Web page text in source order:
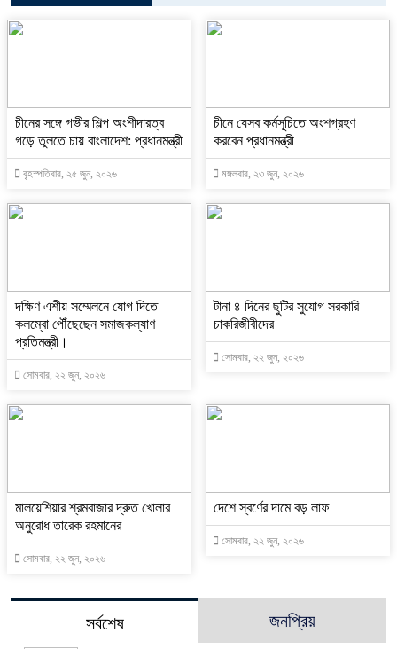
চীনের সঙ্গে গভীর শিল্প অংশীদারত্ব
গড়ে তুলতে চায় বাংলাদেশ: প্রধানমন্ত্রী
বৃহস্পতিবার, ২৫ জুন, ২০২৬
চীনে যেসব কর্মসূচিতে অংশগ্রহণ
করবেন প্রধানমন্ত্রী
মঙ্গলবার, ২৩ জুন, ২০২৬
দক্ষিণ এশীয় সম্মেলনে যোগ দিতে
কলম্বো পৌঁছেছেন সমাজকল্যাণ
প্রতিমন্ত্রী।
সোমবার, ২২ জুন, ২০২৬
টানা ৪ দিনের ছুটির সুযোগ সরকারি
চাকরিজীবীদের
সোমবার, ২২ জুন, ২০২৬
মালয়েশিয়ার শ্রমবাজার দ্রুত খোলার
অনুরোধ তারেক রহমানের
সোমবার, ২২ জুন, ২০২৬
দেশে স্বর্ণের দামে বড় লাফ
সোমবার, ২২ জুন, ২০২৬
সর্বশেষ জনপ্রিয়